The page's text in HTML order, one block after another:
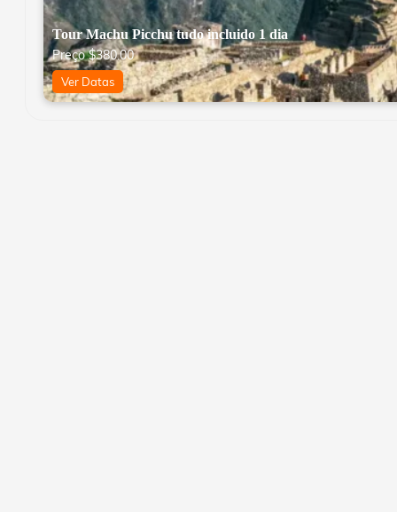
Tour Machu Picchu tudo incluido 1 dia
Preço$380.00
Ver Datas